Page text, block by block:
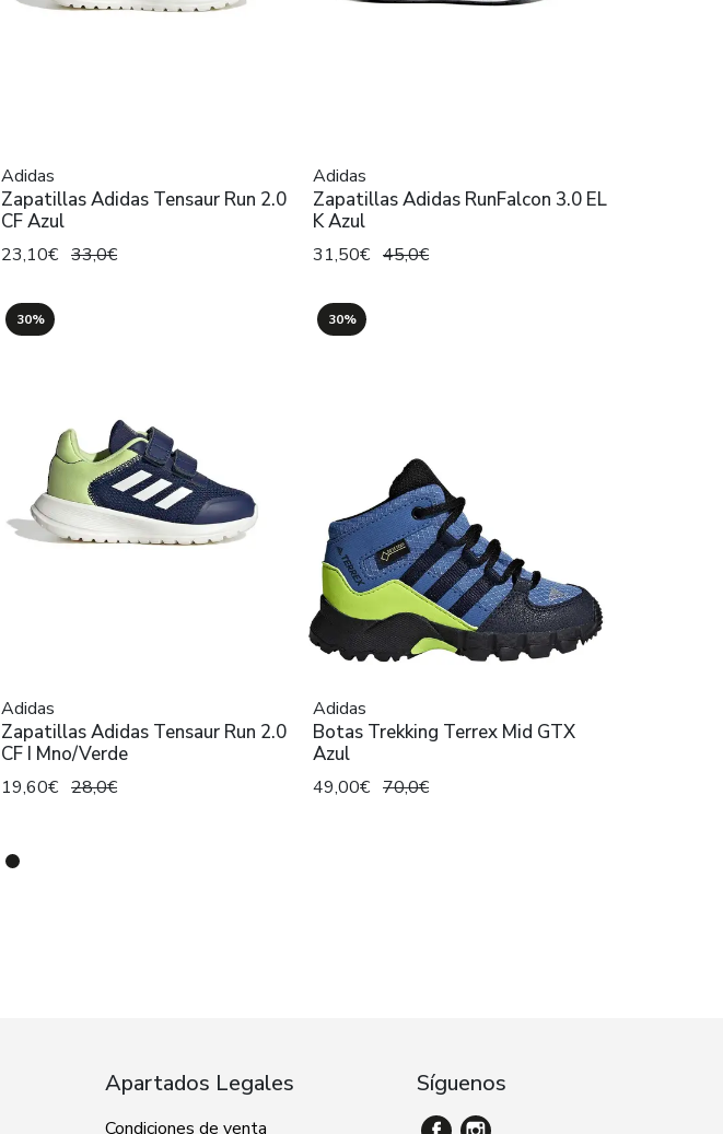
Adidas
Zapatillas Adidas Tensaur Run 2.0
CF Azul
23,10€ 33,0€
Adidas
Zapatillas Adidas RunFalcon 3.0 EL
K Azul
31,50€ 45,0€
30%
Adidas
Zapatillas Adidas Tensaur Run 2.0
CF I Mno/Verde
19,60€ 28,0€
30%
Adidas
Botas Trekking Terrex Mid GTX
Azul
49,00€ 70,0€
Apartados Legales
Condiciones de venta
Síguenos